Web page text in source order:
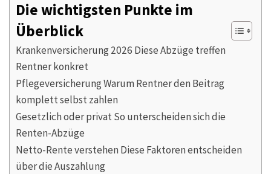
Die wichtigsten Punkte im
Überblick
Krankenversicherung 2026 Diese Abzüge treffen
Rentner konkret
Pflegeversicherung Warum Rentner den Beitrag
komplett selbst zahlen
Gesetzlich oder privat So unterscheiden sich die
Renten-Abzüge
Netto-Rente verstehen Diese Faktoren entscheiden
über die Auszahlung